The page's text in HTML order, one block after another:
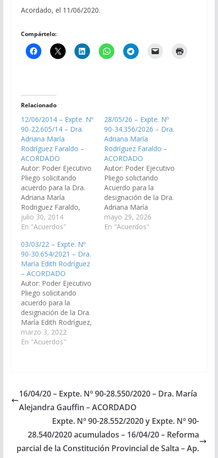
Acordado, el 11/06/2020.
Compártelo:
Relacionado
12/06/2014 – Expte. Nº
90-22.605/14 – Dra.
Adriana María
Rodríguez Faraldo –
ACORDADO
Autor: Poder Ejecutivo
Pliego solicitando
acuerdo para la Dra.
Adriana María
Rodriguez Faraldo,
DNI Nº 12.553.519, en
el cargo de Juez de la
Apelaciones en lo Civil
y Comercial Sala I del
Distrito Judicial del
Centro. Acordado el
10/07/2014
julio 30, 2014
En "Acuerdos"
28/05/26 – Expte. Nº
90-34.356/2026 – Dra.
Adriana María
Rodríguez Faraldo –
ACORDADO
Autor: Poder Ejecutivo
Pliego solictando
Acuerdo para la
designación de la Dra.
Adriana María
Rodríguez Faraldo, D.
N. I. Nº 12.553.519, en
mayo 29, 2026
En "Acuerdos"
03/03/22 – Expte. Nº
90-30.654/2021 – Dra.
María Edith Rodríguez
– ACORDADO
Autor: Poder Ejecutivo
Pliego solicitando
acuerdo para la
designación de la Dra.
María Edith Rodríguez,
D.N.I. N° 26.804.480,
como Juez del Tribunal
Acuerdos y
Designaciones).
Acordado, el
28/04/2022.
marzo 3, 2022
En "Acuerdos"
16/04/20 – Expte. Nº 90-28.550/2020 – Dra. María
Alejandra Gauffin – ACORDADO
Expte. Nº 90-28.552/2020 y Expte. Nº 90-
28.540/2020 acumulados – 16/04/20 – Reforma
parcial de la Constitución Provincial de Salta – Ap.